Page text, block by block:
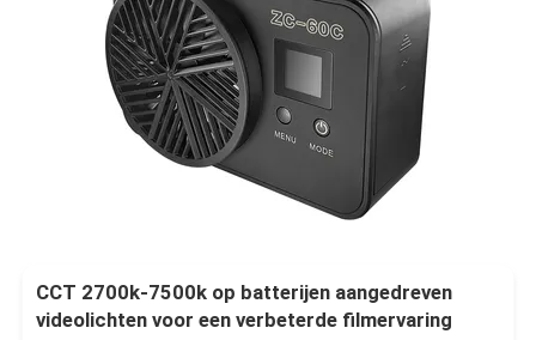
CCT 2700k-7500k op batterijen aangedreven
videolichten voor een verbeterde filmervaring